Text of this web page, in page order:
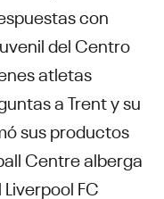
con
del Centro
atletas
a Trent y su
sus productos
Centre alberga
FC